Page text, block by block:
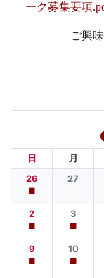
日 月
26
■
27
2
■
3
■
9
■
10
■
ーク募集要項
ご興味のあ